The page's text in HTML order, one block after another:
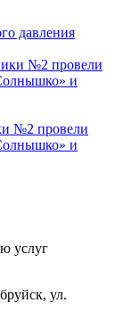
давления
№2 провели
и
услуг
ул.